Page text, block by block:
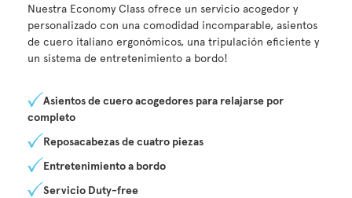
Nuestra Economy Class ofrece un servicio acogedor y
personalizado con una comodidad incomparable, asientos
de cuero italiano ergonómicos, una tripulación eficiente y
un sistema de entretenimiento a bordo!
Asientos de cuero acogedores para relajarse por
completo
Reposacabezas de cuatro piezas
Entretenimiento a bordo
Servicio Duty-free